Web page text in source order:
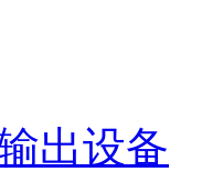
出设备